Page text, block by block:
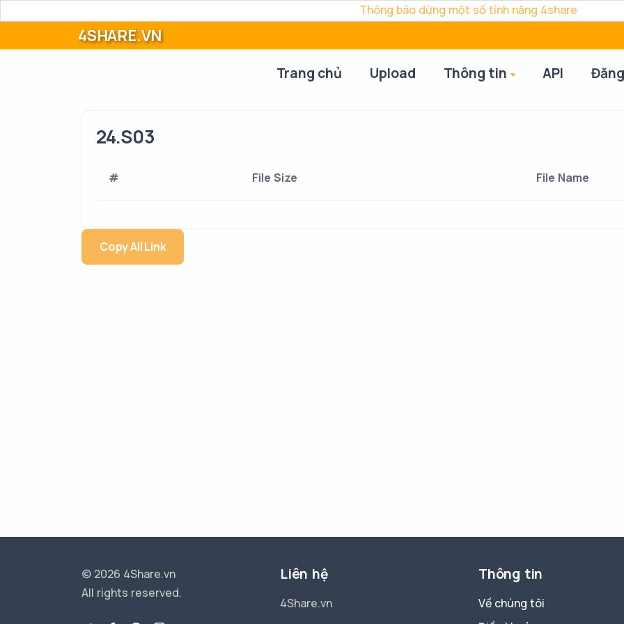
Thông báo dừng một số tính năng 4share
4SHARE.VN
Trang chủ Upload Thông tin API
24.S03
# File Size File Name
Copy All Link
© 2026 4Share.vn
All rights reserved.
Liên hệ
4Share.vn
Thông tin
Về chúng tôi